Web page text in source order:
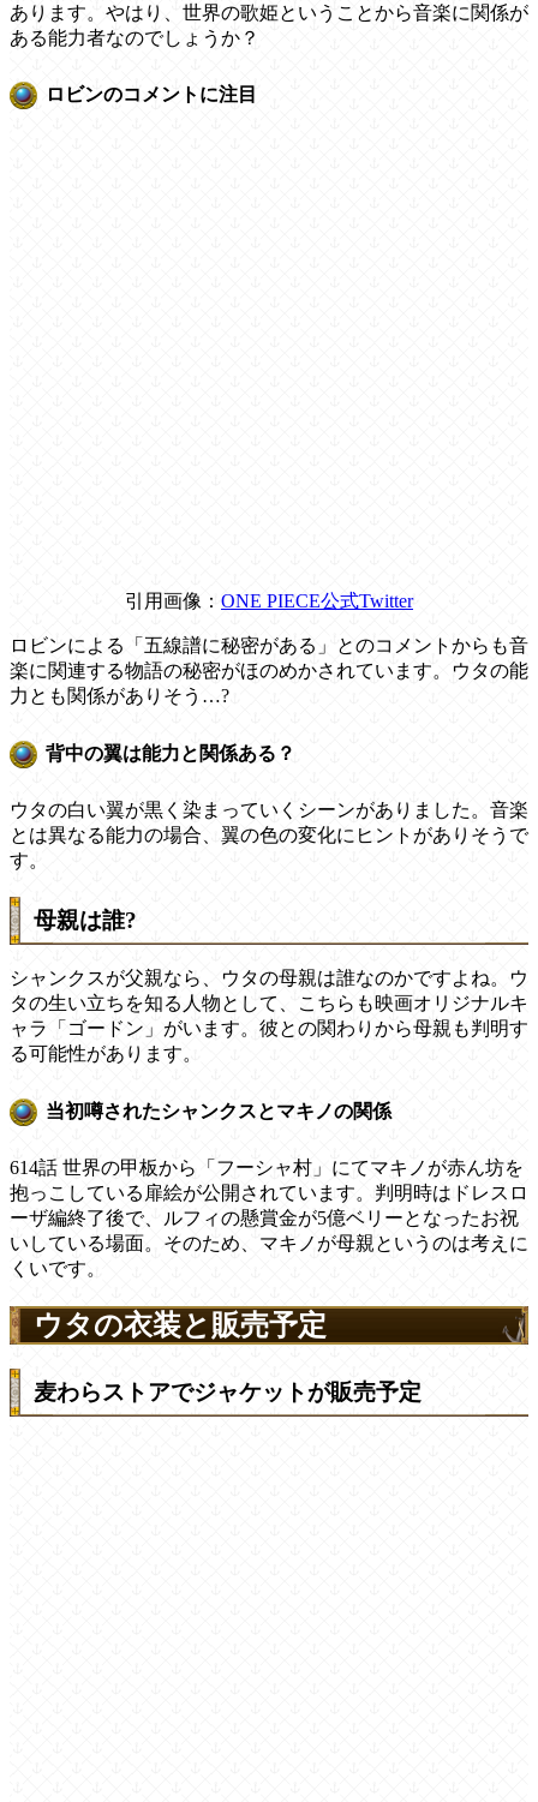
あります。やはり、世界の歌姫ということから音楽に関係が
ある能力者なのでしょうか？
ロビンのコメントに注目
引用画像： ONE PIECE公式Twitter
ロビンによる「五線譜に秘密がある」とのコメントからも音
楽に関連する物語の秘密がほのめかされています。ウタの能
力とも関係がありそう…?
背中の翼は能力と関係ある？
ウタの白い翼が黒く染まっていくシーンがありました。音楽
とは異なる能力の場合、翼の色の変化にヒントがありそうで
す。
母親は誰?
シャンクスが父親なら、ウタの母親は誰なのかですよね。ウ
タの生い立ちを知る人物として、こちらも映画オリジナルキ
ャラ「ゴードン」がいます。彼との関わりから母親も判明す
る可能性があります。
当初噂されたシャンクスとマキノの関係
614話 世界の甲板から「フーシャ村」にてマキノが赤ん坊を
抱っこしている扉絵が公開されています。判明時はドレスロ
ーザ編終了後で、ルフィの懸賞金が5億ベリーとなったお祝
いしている場面。そのため、マキノが母親というのは考えに
くいです。
ウタの衣装と販売予定
麦わらストアでジャケットが販売予定